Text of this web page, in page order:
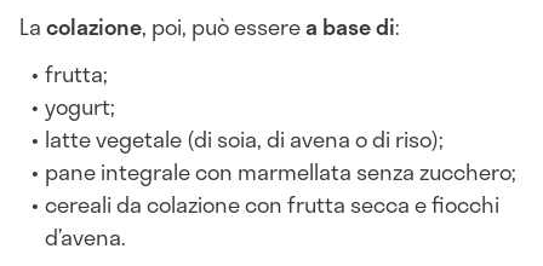
Lacolazione, poi, può esserea base di:
frutta;
yogurt;
latte vegetale (di soia, di avena o di riso);
pane integrale con marmellata senza zucchero;
cereali da colazione con frutta secca e fiocchi
d’avena.